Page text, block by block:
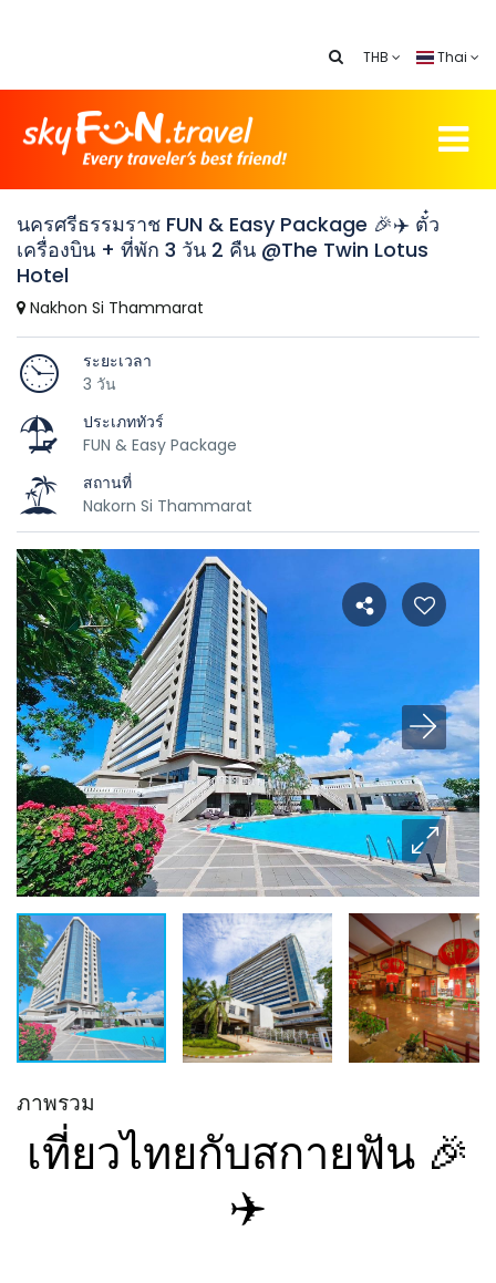
THB Thai
นครศรีธรรมราช FUN & Easy Package 🎉✈️ ตั๋ว
เครื่องบิน + ที่พัก 3 วัน 2 คืน @The Twin Lotus
Hotel
Nakhon Si Thammarat
ระยะเวลา
3 วัน
ประเภททัวร์
FUN & Easy Package
สถานที่
Nakorn Si Thammarat
ภาพรวม
เที่ยวไทยกับสกายฟัน 🎉
✈️